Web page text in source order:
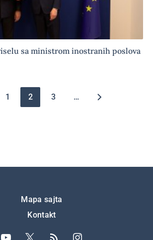
sa ministrom inostranih poslova
Pagination
1 2 3 …
Mapa sajta
Kontakt